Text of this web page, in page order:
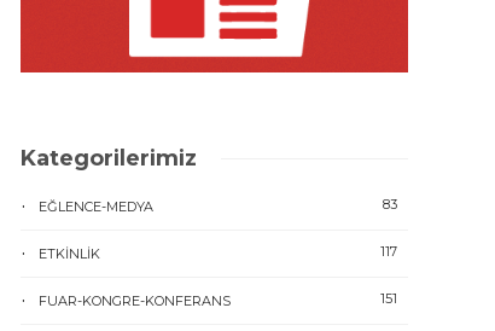
Kategorilerimiz
EĞLENCE-MEDYA 83
ETKINLIK 117
FUAR-KONGRE-KONFERANS 151